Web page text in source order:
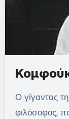
Ο γίγαντας της κινέζικης φιλοσοφίας είναι ένας
φιλόσοφος,